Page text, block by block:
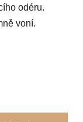
odéru.
voní.